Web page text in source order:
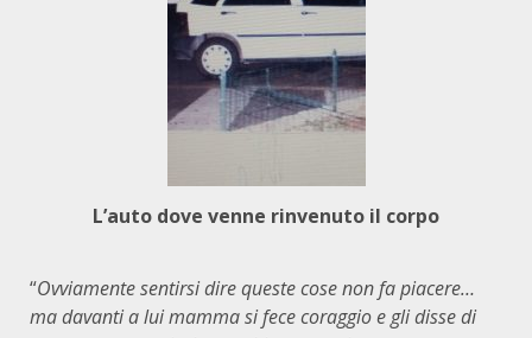
L’auto dove venne rinvenuto il corpo
“Ovviamente sentirsi dire queste cose non fa piacere…
ma davanti a lui mamma si fece coraggio e gli disse di